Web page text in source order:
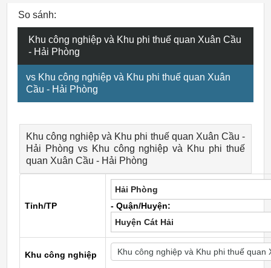
So sánh:
Khu công nghiệp và Khu phi thuế quan Xuân Cầu
- Hải Phòng
vs Khu công nghiệp và Khu phi thuế quan Xuân
Cầu - Hải Phòng
Khu công nghiệp và Khu phi thuế quan Xuân Cầu -
Hải Phòng vs Khu công nghiệp và Khu phi thuế
quan Xuân Cầu - Hải Phòng
Tỉnh/TP
Hải Phòng
- Quận/Huyện:
Huyện Cát Hải
Khu công nghiệp